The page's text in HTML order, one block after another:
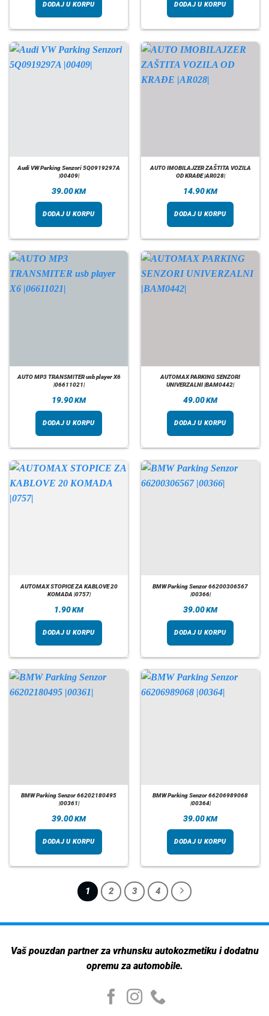
DODAJ U KORPU DODAJ U KORPU
Audi VW Parking Senzori 5Q0919297A
|00409|
39.00KM
DODAJ U KORPU
AUTO IMOBILAJZER ZAŠTITA VOZILA
OD KRAĐE |AR028|
14.90KM
DODAJ U KORPU
AUTO MP3 TRANSMITER usb player X6
|06611021|
19.90KM
DODAJ U KORPU
AUTOMAX PARKING SENZORI
UNIVERZALNI |BAM0442|
49.00KM
DODAJ U KORPU
AUTOMAX STOPICE ZA KABLOVE 20
KOMADA |0757|
1.90KM
DODAJ U KORPU
BMW Parking Senzor 66200306567
|00366|
39.00KM
DODAJ U KORPU
BMW Parking Senzor 66202180495
|00361|
39.00KM
DODAJ U KORPU
BMW Parking Senzor 66206989068
|00364|
39.00KM
DODAJ U KORPU
1 2 3 4
Vaš pouzdan partner za vrhunsku autokozmetiku i dodatnu
opremu za automobile.